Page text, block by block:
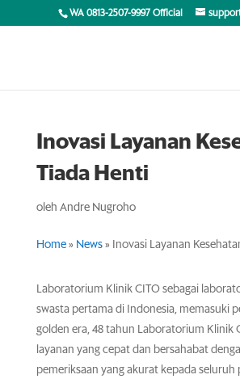
WA 0813-2507-9997 Official
Inovasi Layanan
Tiada Henti
oleh Andre Nugroho
Home» News» Inovasi Layanan
Laboratorium Klinik CITO sebagai
swasta pertama di Indonesia, memasuki
golden era, 48 tahun Laboratorium Klinik
layanan yang cepat dan bersahabat
pemeriksaan yang akurat kepada seluruh